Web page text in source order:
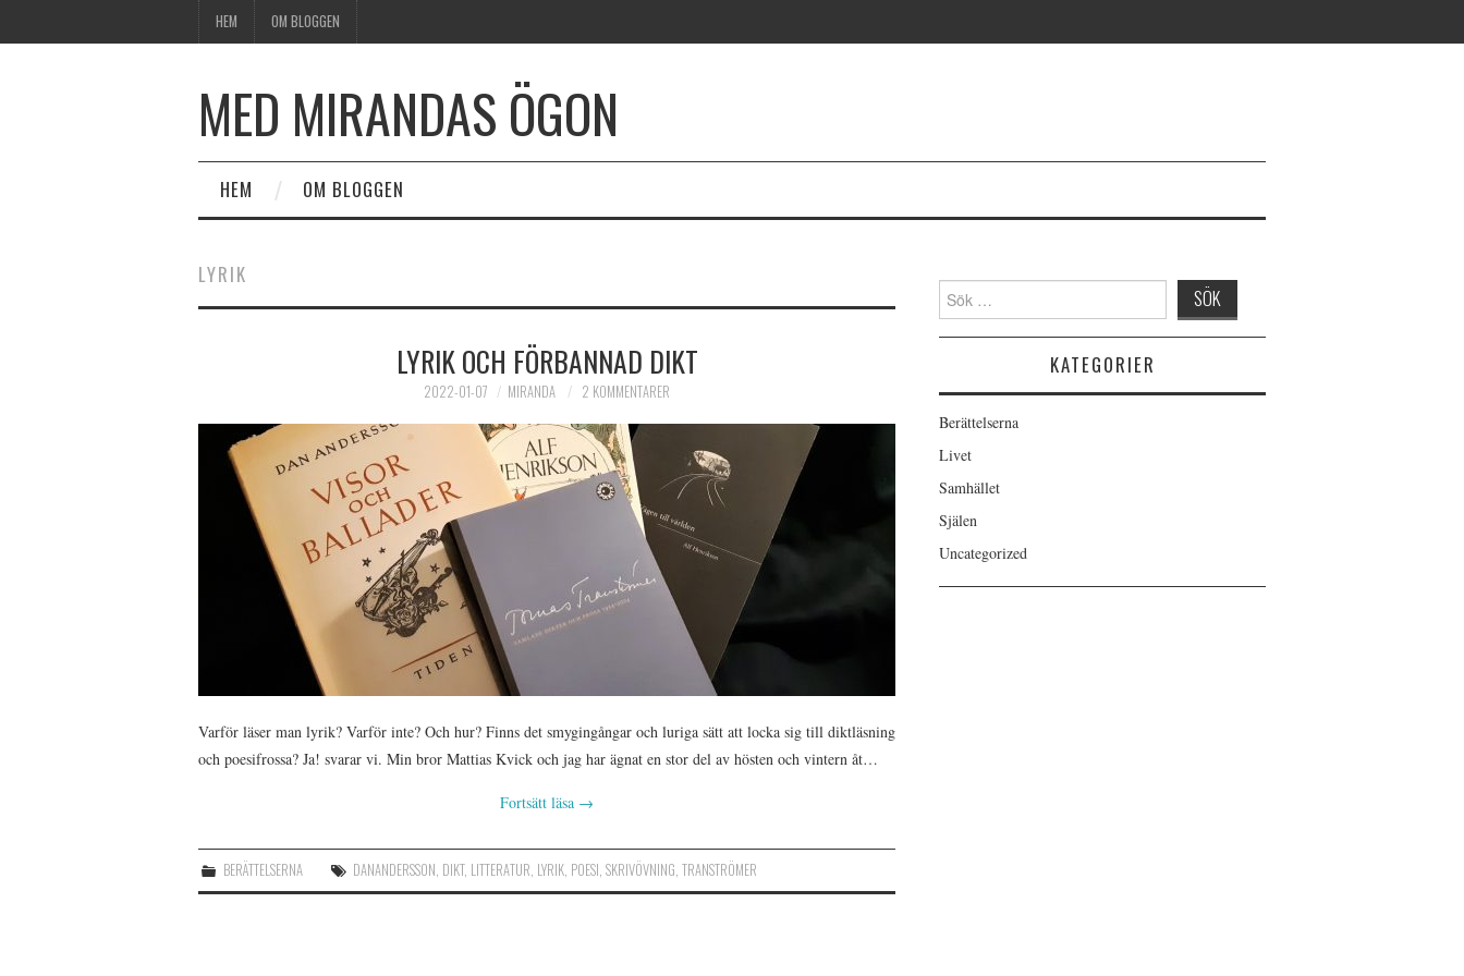
HEM OM BLOGGEN
MED MIRANDAS ÖGON
HEM OM BLOGGEN
LYRIK
LYRIK OCH FÖRBANNAD DIKT
2022-01-07 MIRANDA 2 KOMMENTARER
Varför läser man lyrik? Varför inte? Och hur? Finns det smygingångar och luriga sätt att locka sig till diktläsning
och poesifrossa? Ja! svarar vi. Min bror Mattias Kvick och jag har ägnat en stor del av hösten och vintern åt…
Fortsätt läsa →
BERÄTTELSERNA DANANDERSSON DIKT, LITTERATUR LYRIK POESI ,SKRIVÖVNING ,TRANSTRÖMER
Sök
efter:
KATEGORIER
Berättelserna
Livet
Samhället
Själen
Uncategorized